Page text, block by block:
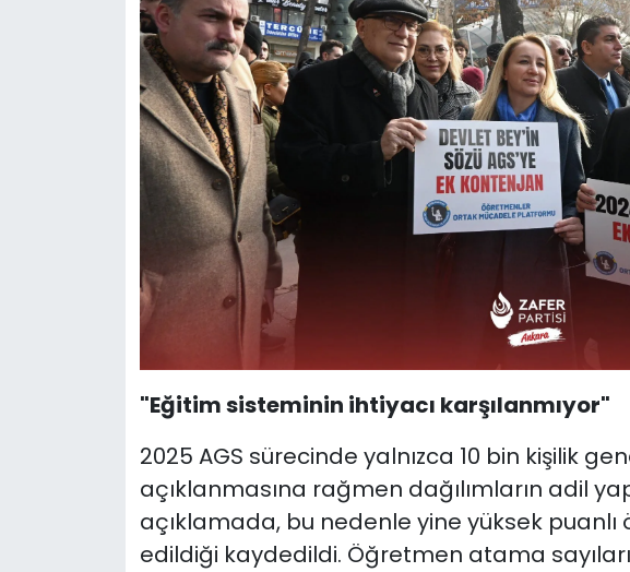
"Eğitim sisteminin ihtiyacı karşılanmıyor"
2025 AGS sürecinde yalnızca 10 bin kişilik
açıklanmasına rağmen dağılımların adil
açıklamada, bu nedenle yine yüksek
edildiği kaydedildi. Öğretmen atama